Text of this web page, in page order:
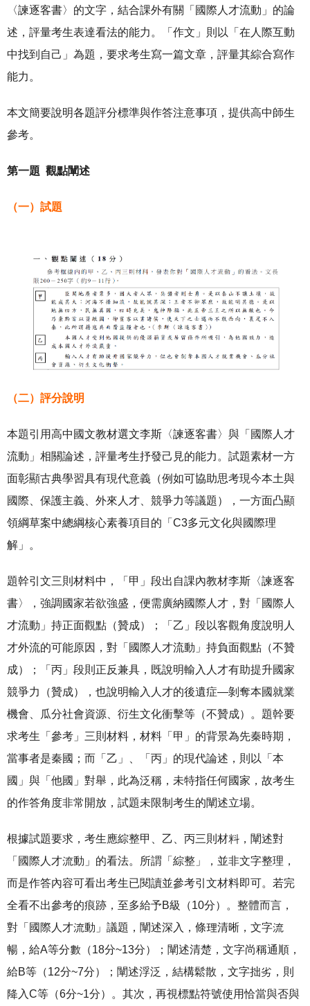
〈諫逐客書〉的文字，結合課外有關「國際人才流動」的論
述，評量考生表達看法的能力。「作文」則以「在人際互動
中找到自己」為題，要求考生寫一篇文章，評量其綜合寫作
能力。
本文簡要說明各題評分標準與作答注意事項，提供高中師生
參考。
第一題 觀點闡述
（一）試題
（二）評分說明
本題引用高中國文教材選文李斯〈諫逐客書〉與「國際人才
流動」相關論述，評量考生抒發己見的能力。試題素材一方
面彰顯古典學習具有現代意義（例如可協助思考現今本土與
國際、保護主義、外來人才、競爭力等議題），一方面凸顯
領綱草案中總綱核心素養項目的「C3多元文化與國際理
解」。
題幹引文三則材料中，「甲」段出自課內教材李斯〈諫逐客
書〉，強調國家若欲強盛，便需廣納國際人才，對「國際人
才流動」持正面觀點（贊成）；「乙」段以客觀角度說明人
才外流的可能原因，對「國際人才流動」持負面觀點（不贊
成）；「丙」段則正反兼具，既說明輸入人才有助提升國家
競爭力（贊成），也說明輸入人才的後遺症—剝奪本國就業
機會、瓜分社會資源、衍生文化衝擊等（不贊成）。題幹要
求考生「參考」三則材料，材料「甲」的背景為先秦時期，
當事者是秦國；而「乙」、「丙」的現代論述，則以「本
國」與「他國」對舉，此為泛稱，未特指任何國家，故考生
的作答角度非常開放，試題未限制考生的闡述立場。
根據試題要求，考生應綜整甲、乙、丙三則材料，闡述對
「國際人才流動」的看法。所謂「綜整」，並非文字整理，
而是作答內容可看出考生已閱讀並參考引文材料即可。若完
全看不出參考的痕跡，至多給予B級（10分）。整體而言，
對「國際人才流動」議題，闡述深入，條理清晰，文字流
暢，給A等分數（18分~13分）；闡述清楚，文字尚稱通順，
給B等（12分~7分）；闡述浮泛，結構鬆散，文字拙劣，則
降入C等（6分~1分）。其次，再視標點符號使用恰當與否與